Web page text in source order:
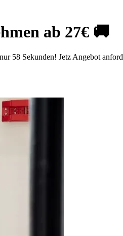
ab 27€ 🚚
58 Sekunden! Jetz Angebot